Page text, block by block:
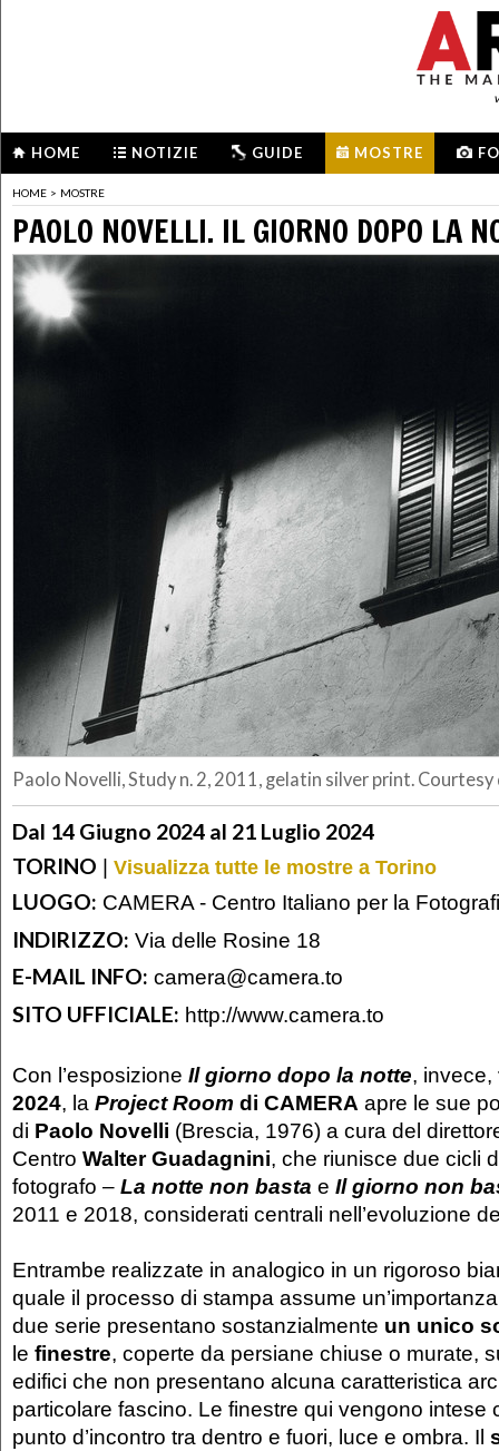
HOME NOTIZIE GUIDE MOSTRE
HOME > MOSTRE
PAOLO NOVELLI. IL GIORNO DOPO LA
Paolo Novelli, Study n. 2, 2011, gelatin silver print. Courtesy
Dal 14 Giugno 2024 al 21 Luglio 2024
TORINO | Visualizza tutte le mostre a Torino
LUOGO: CAMERA - Centro Italiano per la
INDIRIZZO: Via delle Rosine 18
E-MAIL INFO: camera@camera.to
SITO UFFICIALE: http://www.camera.to
Con l’esposizione Il giorno dopo la notte, invece,
2024, la Project Room di CAMERA apre le sue
di Paolo Novelli (Brescia, 1976) a cura del
Centro Walter Guadagnini, che riunisce due cicli
fotografo – La notte non basta e Il giorno non
2011 e 2018, considerati centrali nell’evoluzione
Entrambe realizzate in analogico in un rigoroso
quale il processo di stampa assume
due serie presentano sostanzialmente un unico
le finestre, coperte da persiane chiuse o murate,
edifici che non presentano alcuna caratteristica
particolare fascino. Le finestre qui vengono intese
punto d’incontro tra dentro e fuori, luce e ombra. Il